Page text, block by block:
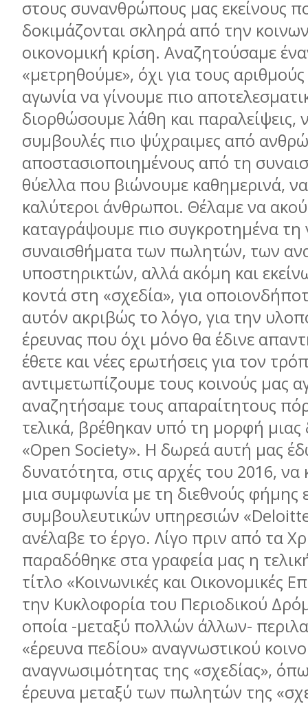
στους συνανθρώπους μας εκείνους
δοκιμάζονται σκληρά από την
οικονομική κρίση. Αναζητούσαμε
«μετρηθούμε», όχι για τους
αγωνία να γίνουμε πιο
διορθώσουμε λάθη και παραλείψεις,
συμβουλές πιο ψύχραιμες από
αποστασιοποιημένους από τη
θύελλα που βιώνουμε καθημερινά,
καλύτεροι άνθρωποι. Θέλαμε να
καταγράψουμε πιο συγκροτημένα
συναισθήματα των πωλητών, των
υποστηρικτών, αλλά ακόμη και
κοντά στη «σχεδία», για
αυτόν ακριβώς το λόγο, για την
έρευνας που όχι μόνο θα έδινε
έθετε και νέες ερωτήσεις για τον
αντιμετωπίζουμε τους κοινούς μας
αναζητήσαμε τους απαραίτητους
τελικά, βρέθηκαν υπό τη μορφή
«Open Society». Η δωρεά αυτή μας
δυνατότητα, στις αρχές του 2016, να
μια συμφωνία με τη διεθνούς φήμης
συμβουλευτικών υπηρεσιών
ανέλαβε το έργο. Λίγο πριν από τα
παραδόθηκε στα γραφεία μας η
τίτλο «Κοινωνικές και Οικονομικές
την Κυκλοφορία του Περιοδικού
οποία -μεταξύ πολλών άλλων-
«έρευνα πεδίου» αναγνωστικού
αναγνωσιμότητας της «σχεδίας»,
έρευνα μεταξύ των πωλητών της